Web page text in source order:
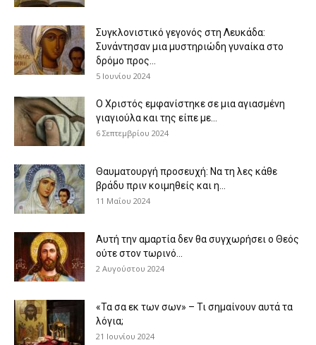
Συγκλονιστικό γεγονός στη Λευκάδα:
Συνάντησαν μια μυστηριώδη γυναίκα στο
δρόμο προς...
5 Ιουνίου 2024
Ο Χριστός εμφανίστηκε σε μια αγιασμένη
γιαγιούλα και της είπε με...
6 Σεπτεμβρίου 2024
Θαυματουργή προσευχή: Να τη λες κάθε
βράδυ πριν κοιμηθείς και η...
11 Μαΐου 2024
Αυτή την αμαρτία δεν θα συγχωρήσει ο Θεός
ούτε στον τωρινό...
2 Αυγούστου 2024
«Τα σα εκ των σων» – Τι σημαίνουν αυτά τα
λόγια;
21 Ιουνίου 2024